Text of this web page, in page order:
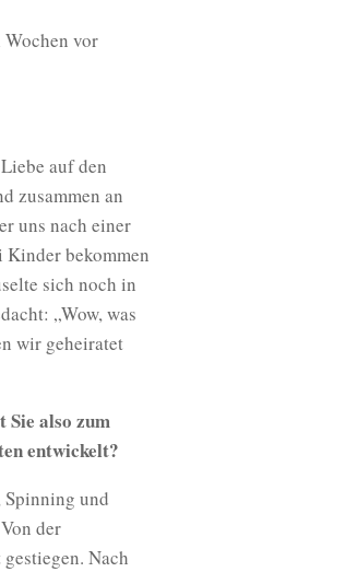
vor
auf den
zusammen an
uns nach einer
Kinder bekommen
sich noch in
„Wow, was
wir geheiratet
also zum
entwickelt?
Spinning und
der
Nach